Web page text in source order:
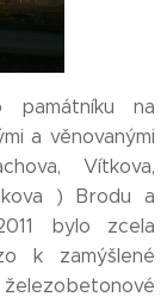
památníku na
a věnovanými
Vítkova,
) Brodu a
bylo zcela
k zamýšlené